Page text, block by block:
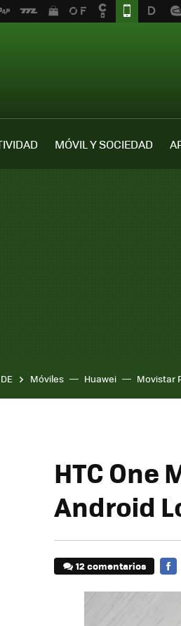
MÓVIL Y SOCIEDAD
Móviles Huawei Movistar
HTC One
Android
12 comentarios